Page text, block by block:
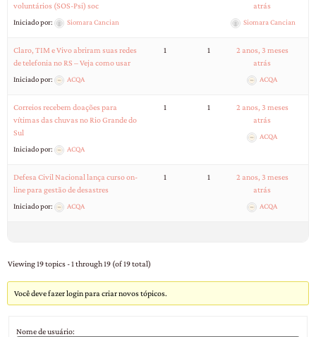
voluntários (SOS-Psi) soc
Iniciado por: Siomara Cancian
atrás
Siomara Cancian
Claro, TIM e Vivo abriram suas redes
de telefonia no RS – Veja como usar
Iniciado por: ACQA
1 1
2 anos, 3 meses
atrás
ACQA
Correios recebem doações para
vítimas das chuvas no Rio Grande do
Sul
Iniciado por: ACQA
1 1
2 anos, 3 meses
atrás
ACQA
Defesa Civil Nacional lança curso on-
line para gestão de desastres
Iniciado por: ACQA
1 1
2 anos, 3 meses
atrás
ACQA
Viewing 19 topics - 1 through 19 (of 19 total)
Você deve fazer login para criar novos tópicos.
Nome de usuário: